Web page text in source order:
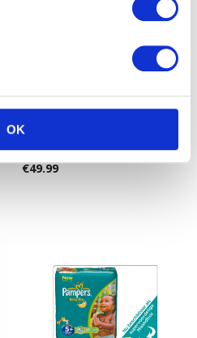
OKPampers Baby Dry – Maat
€49.99